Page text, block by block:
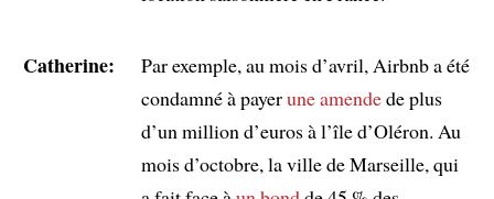
Catherine:
Par exemple, au mois d’avril, Airbnb a été
condamné à payerune amendede plus
d’un million d’euros à l’île d’Oléron. Au
mois d’octobre, la ville de Marseille, qui